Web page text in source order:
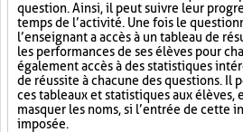
question. Ainsi, il peut suivre leur
temps de l’activité. Une fois le
l’enseignant a accès à un tableau de
les performances de ses élèves pour
également accès à des statistiques
de réussite à chacune des questions. Il
ces tableaux et statistiques aux élèves,
masquer les noms, si l’entrée de cette
imposée.